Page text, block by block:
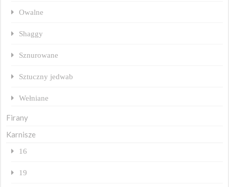
Owalne
Shaggy
Sznurowane
Sztuczny jedwab
Wełniane
Firany
Karnisze
16
19